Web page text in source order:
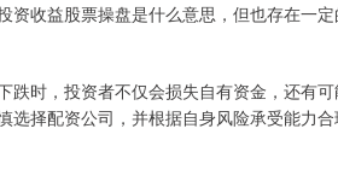
资收益股票操盘是什么意思，但也存在一
时，投资者不仅会损失自有资金，还有
择配资公司，并根据自身风险承受能力合